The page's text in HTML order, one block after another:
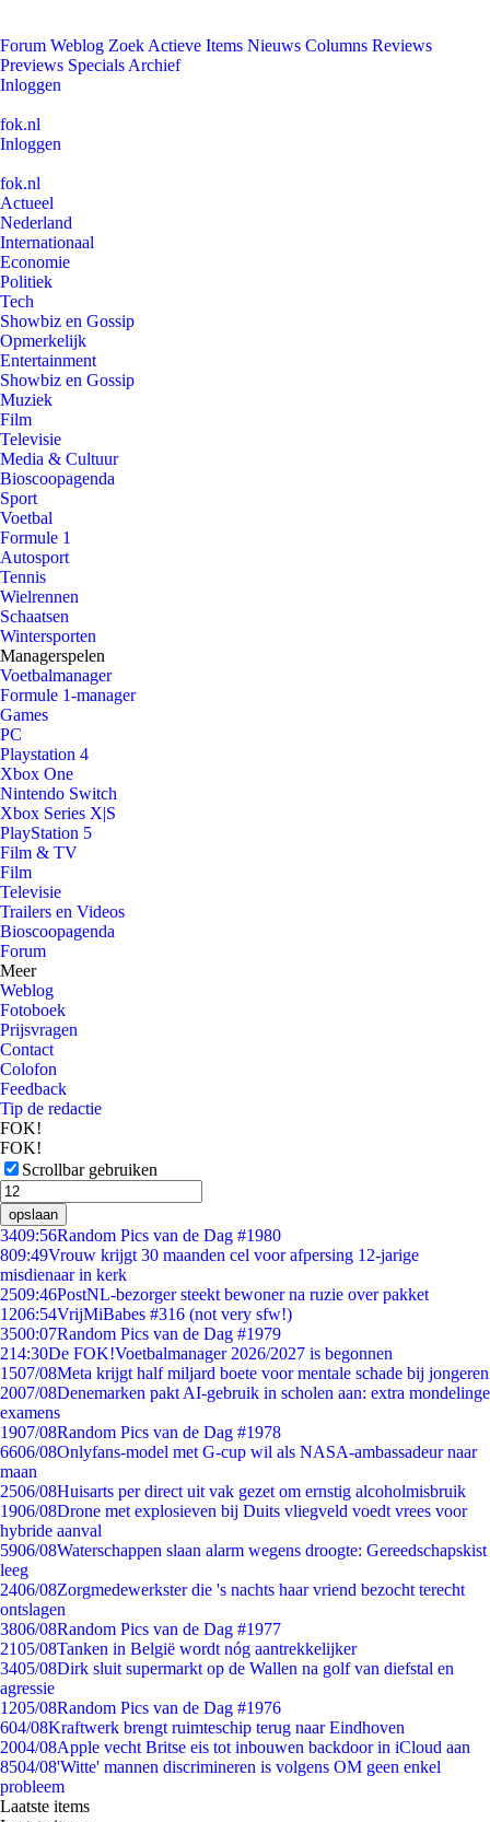
Forum Weblog Zoek Actieve Items Nieuws Columns Reviews
Previews Specials Archief
Inloggen
fok.nl
Inloggen
fok.nl
Actueel
Nederland
Internationaal
Economie
Politiek
Tech
Showbiz en Gossip
Opmerkelijk
Entertainment
Showbiz en Gossip
Muziek
Film
Televisie
Media & Cultuur
Bioscoopagenda
Sport
Voetbal
Formule 1
Autosport
Tennis
Wielrennen
Schaatsen
Wintersporten
Managerspelen
Voetbalmanager
Formule 1-manager
Games
PC
Playstation 4
Xbox One
Nintendo Switch
Xbox Series X|S
PlayStation 5
Film & TV
Film
Televisie
Trailers en Videos
Bioscoopagenda
Forum
Meer
Weblog
Fotoboek
Prijsvragen
Contact
Colofon
Feedback
Tip de redactie
FOK!
FOK!
Scrollbar gebruiken
opslaan
3409:56Random Pics van de Dag #1980
809:49Vrouw krijgt 30 maanden cel voor afpersing 12-jarige
misdienaar in kerk
2509:46PostNL-bezorger steekt bewoner na ruzie over pakket
1206:54VrijMiBabes #316 (not very sfw!)
3500:07Random Pics van de Dag #1979
214:30De FOK!Voetbalmanager 2026/2027 is begonnen
1507/08Meta krijgt half miljard boete voor mentale schade bij jongeren
2007/08Denemarken pakt AI-gebruik in scholen aan: extra mondelinge
examens
1907/08Random Pics van de Dag #1978
6606/08Onlyfans-model met G-cup wil als NASA-ambassadeur naar
maan
2506/08Huisarts per direct uit vak gezet om ernstig alcoholmisbruik
1906/08Drone met explosieven bij Duits vliegveld voedt vrees voor
hybride aanval
5906/08Waterschappen slaan alarm wegens droogte: Gereedschapskist
leeg
2406/08Zorgmedewerkster die 's nachts haar vriend bezocht terecht
ontslagen
3806/08Random Pics van de Dag #1977
2105/08Tanken in België wordt nóg aantrekkelijker
3405/08Dirk sluit supermarkt op de Wallen na golf van diefstal en
agressie
1205/08Random Pics van de Dag #1976
604/08Kraftwerk brengt ruimteschip terug naar Eindhoven
2004/08Apple vecht Britse eis tot inbouwen backdoor in iCloud aan
8504/08'Witte' mannen discrimineren is volgens OM geen enkel
probleem
Laatste items